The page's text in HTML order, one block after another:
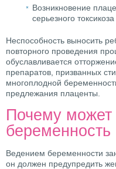
Возникновение
серьезного
Неспособность выносить
повторного проведения
обуславливается
препаратов, призванных
многоплодной
предлежания плаценты.
Почему может
Ведением беременности
он должен предупредить